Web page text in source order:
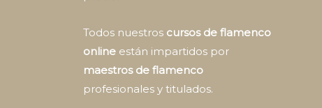
Todos nuestros cursos de flamenco
online están impartidos por
maestros de flamenco
profesionales y titulados.